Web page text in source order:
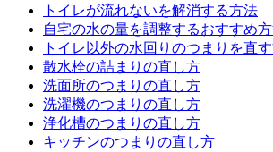
トイレが流れないを解消する方法
自宅の水の量を調整するおすすめ
トイレ以外の水回りのつまりを直
散水栓の詰まりの直し方
洗面所のつまりの直し方
洗濯機のつまりの直し方
浄化槽のつまりの直し方
キッチンのつまりの直し方